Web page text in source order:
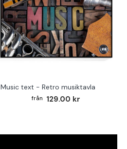
Music text - Retro musiktavla
129.00 kr